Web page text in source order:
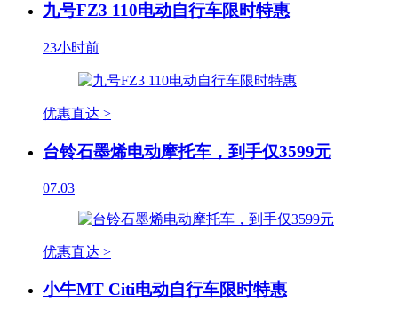
九号FZ3 110电动自行车限时特惠
23小时前
优惠直达 >
台铃石墨烯电动摩托车，到手仅3599元
07.03
优惠直达 >
小牛MT Citi电动自行车限时特惠